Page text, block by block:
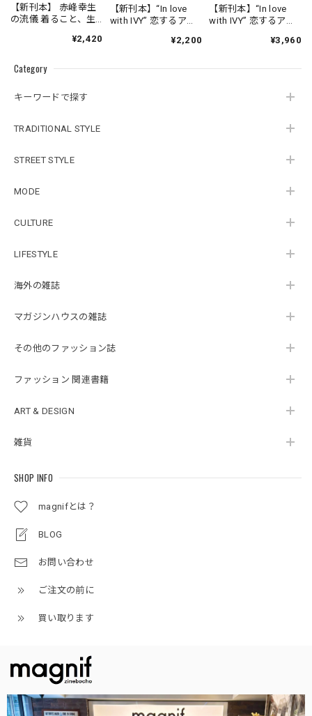
Category
キーワードで探す
TRADITIONAL STYLE
STREET STYLE
MODE
CULTURE
LIFESTYLE
海外の雑誌
マガジンハウスの雑誌
その他のファッション誌
ファッション 関連書籍
ART & DESIGN
雑貨
SHOP INFO
magnifとは？
BLOG
お問い合わせ
ご注文の前に
買い取ります
【新刊本】 赤峰幸生
の流儀 着ること、生
¥2,420
【新刊本】“In love
with IVY” 恋するアイ
¥2,200
【新刊本】“In love
with IVY” 恋するアイ
Enlarged & Revised
Kay Standard Style
¥3,960